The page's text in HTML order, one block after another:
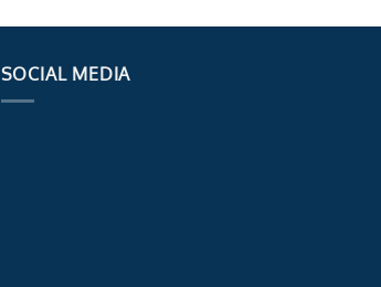
SOCIAL MEDIA